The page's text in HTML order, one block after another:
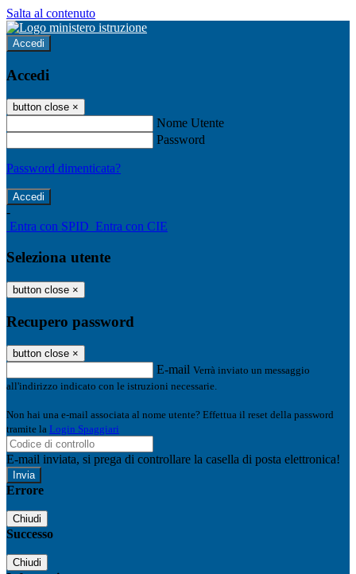
Salta al contenuto
Accedi
Accedi
button close ×
Nome Utente
Password
Password dimenticata?
-
Entra con SPID Entra con CIE
Seleziona utente
button close ×
Recupero password
button close ×
E-mail Verrà inviato un messaggio
all'indirizzo indicato con le istruzioni necessarie.
Non hai una e-mail associata al nome utente? Effettua il reset della password
tramite la Login Spaggiari
E-mail inviata, si prega di controllare la casella di posta elettronica!
Errore
Chiudi
Successo
Chiudi